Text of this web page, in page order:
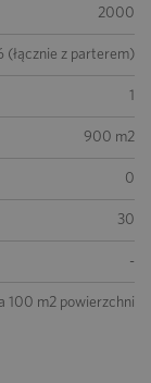
2000
(łącznie z parterem)
1
900 m2
0
30
-
100 m2 powierzchni